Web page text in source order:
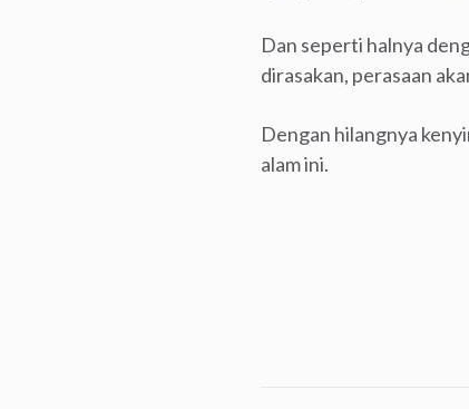
Dan seperti halnya
dirasakan, perasaan
Dengan hilangnya
alam ini.